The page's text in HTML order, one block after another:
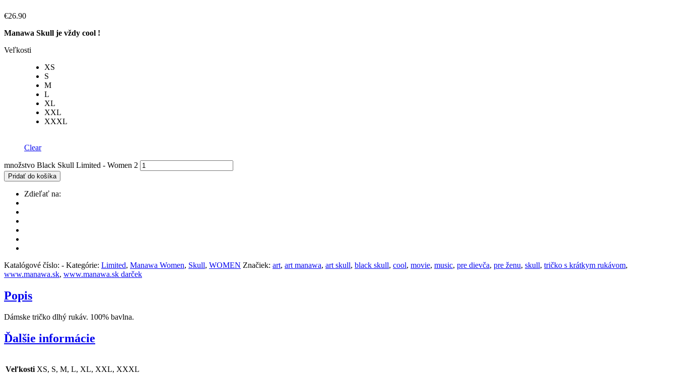
€26.90
Manawa Skull je vždy cool !
Veľkosti
XS
S
M
L
XL
XXL
XXXL
Clear
množstvo Black Skull Limited - Women 2
Pridať do košíka
Zdieľať na:
Katalógové číslo: - Kategórie: Limited, Manawa Women, Skull, WOMEN Značiek: art, art manawa, art skull, black skull, cool, movie, music, pre dievča, pre ženu, skull, tričko s krátkym rukávom,
www.manawa.sk, www.manawa.sk darček
Popis
Dámske tričko dlhý rukáv. 100% bavlna.
Ďalšie informácie
Veľkosti XS, S, M, L, XL, XXL, XXXL